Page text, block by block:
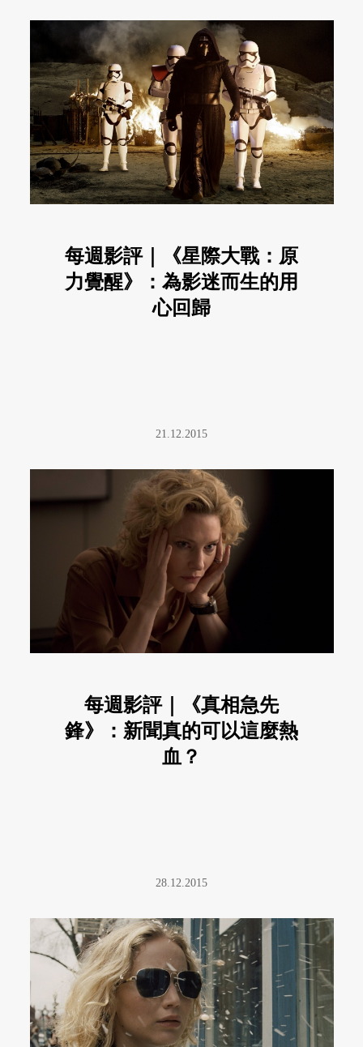
每週影評｜《星際大戰：原
力覺醒》：為影迷而生的用
心回歸
21.12.2015
每週影評｜《真相急先
鋒》：新聞真的可以這麼熱
血？
28.12.2015